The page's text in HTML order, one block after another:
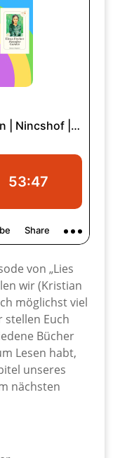
von „Lies
wir (Kristian
möglichst viel
stellen Euch
Bücher
Lesen habt,
unseres
nächsten